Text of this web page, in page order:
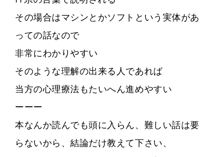
その場合はマシンとかソフトという実体があ
っての話なので
非常にわかりやすい
そのような理解の出来る人であれば
当方の心理療法もたいへん進めやすい
ーーー
本なんか読んでも頭に入らん、難しい話は要
らないから、結論だけ教えて下さい、